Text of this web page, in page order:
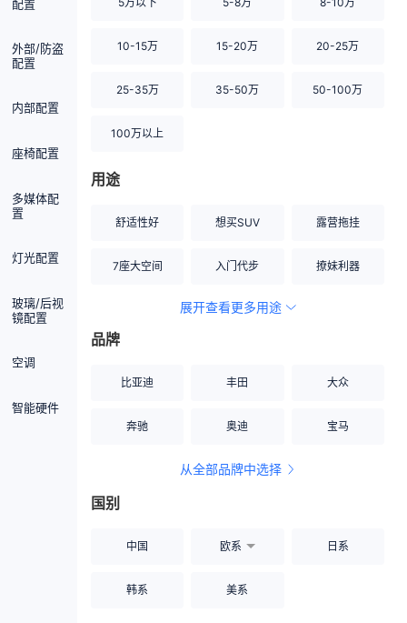
配置
外部/防盗
配置
内部配置
座椅配置
多媒体配
置
灯光配置
玻璃/后视
镜配置
空调
智能硬件
10-15万 15-20万 20-25万
25-35万 35-50万 50-100万
100万以上
用途
舒适性好 想买SUV 露营拖挂
7座大空间 入门代步 撩妹利器
空间宽敞
展开查看更多用途
品牌
比亚迪 丰田 大众
奔驰 奥迪 宝马
从全部品牌中选择
国别
中国 欧系 日系
韩系 美系